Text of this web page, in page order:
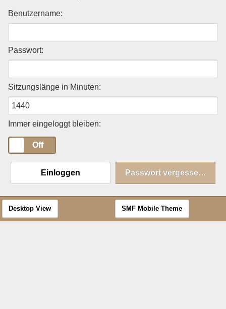
Benutzername:
Passwort:
Sitzungslänge in Minuten:
Immer eingeloggt bleiben:
Off
Einloggen Passwort vergessen?
Desktop View SMF Mobile Theme